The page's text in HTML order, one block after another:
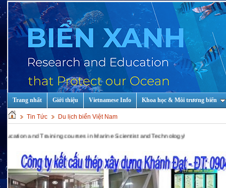
Trang nhất Giới thiệu Vietnamese Info Khoa học & Môi trương biển
Tin Tức Du lịch biển Việt Nam
Training courses in Marine Scientist and Technology!